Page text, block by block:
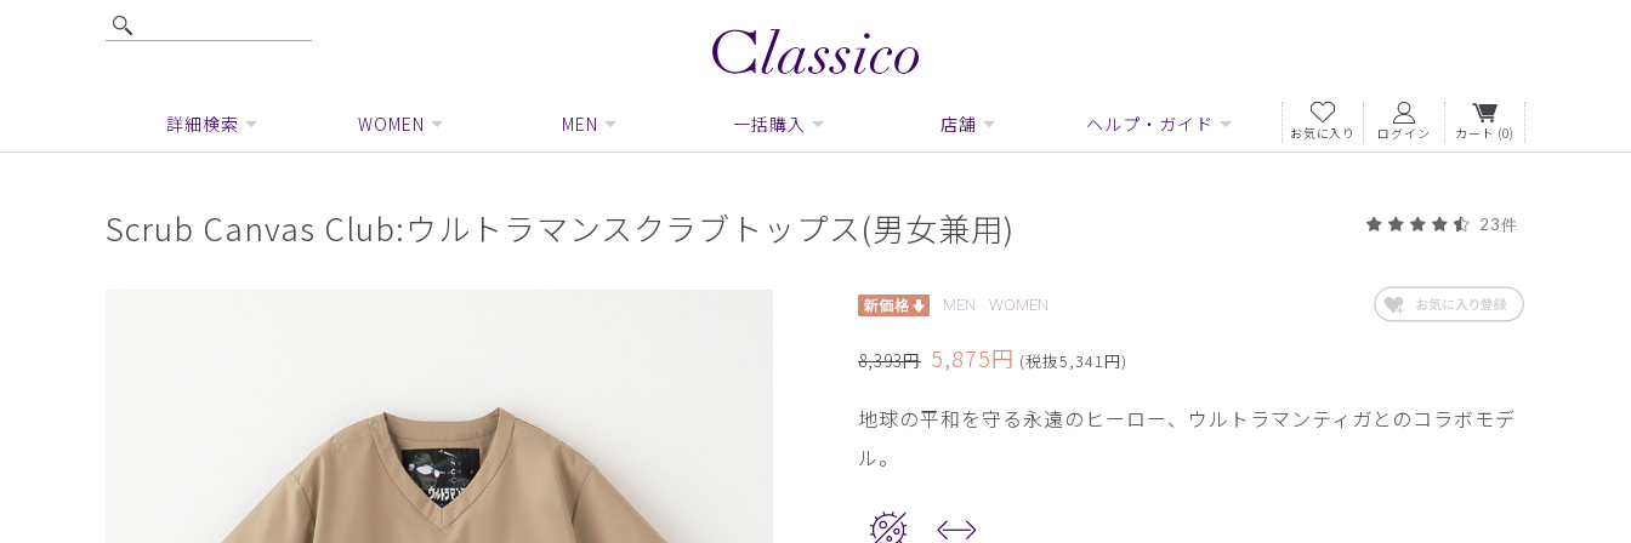
詳細検索 WOMEN MEN 一括購入 店舗 ヘルプ・ガイド お気に入り ログイン カート (0)
Scrub Canvas Club:ウルトラマンスクラブトップス(男女兼用) 23件
MEN WOMEN
8,393円 5,875円 (税抜5,341円)
地球の平和を守る永遠のヒーロー、ウルトラマンティガとのコラボモデ
ル。